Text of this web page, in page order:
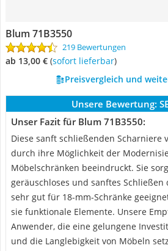
Blum 71B3550
219 Bewertungen
ab 13,00 € ( Sofort lieferbar)
Preisvergleich und
Unsere Bewertung:
Unser Fazit für Blum 71B3550:
Diese sanft schließenden Scharniere
durch ihre Möglichkeit der
Möbelschränken beeindruckt. Sie
geräuschloses und sanftes
sehr gut für 18-mm-Schränke
sie funktionale Elemente. Unsere
Anwender, die eine gelungene
und die Langlebigkeit von Möbeln